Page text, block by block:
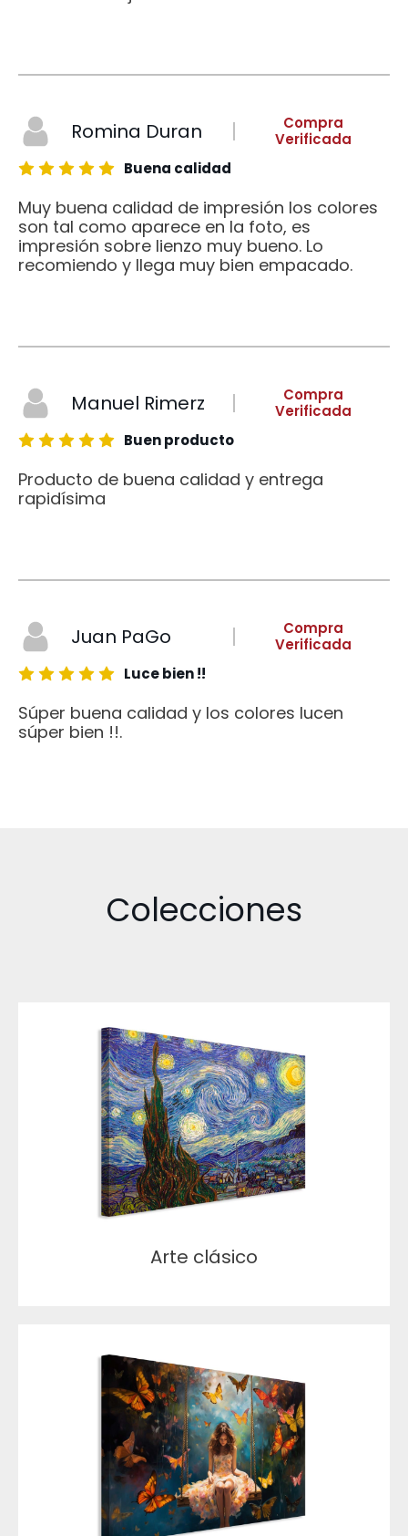
Romina Duran
Compra
Verificada
Buena calidad
Muy buena calidad de impresión los colores
son tal como aparece en la foto, es
impresión sobre lienzo muy bueno. Lo
recomiendo y llega muy bien empacado.
Manuel Rimerz
Compra
Verificada
Buen producto
Producto de buena calidad y entrega
rapidísima
Juan PaGo
Compra
Verificada
Luce bien !!
Súper buena calidad y los colores lucen
súper bien !!.
Colecciones
Arte clásico